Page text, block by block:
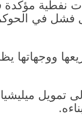
نفطية مؤكدة
فشل في
ووجهاتها
إلى تمويل
.